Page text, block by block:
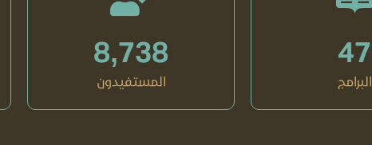
47
البرامج
8,738
المستفيدون